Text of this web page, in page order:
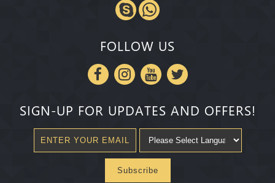
FOLLOW US
SIGN-UP FOR UPDATES AND OFFERS!
Subscribe